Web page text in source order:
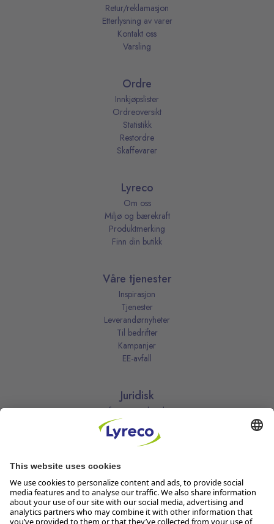
Retur/reklamasjon
Etterlysning av varer
Kontakt oss
Varsling
Ordre
Innkjøpslister
Ordreoversikt
Statistikk
Restordre
Skaffevarer
Lyreco
Om oss
Miljø og bærekraft
Produktmerking
Finn din butikk
Våre tjenester
Inspirasjon
Tjenester
Leverandørnyheter
Til bedrifter
Kampanjer
EE-avfall
Juridisk
Informasjonskapsler
Kjøpsbetingelser
Personvernerklæring
Vilkår
Vilkår for kundeklubben
Åpenhetsloven
Endre dine personvernsinnstillinger